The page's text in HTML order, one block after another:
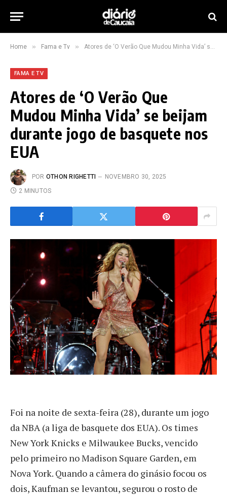
Home » Fama e Tv » Atores de ‘O Verão Que Mudou Minha Vida’ se beijam durante jogo de basquete nos EUA
FAMA E TV
Atores de ‘O Verão Que
Mudou Minha Vida’ se beijam
durante jogo de basquete nos
EUA
POR OTHON RIGHETTI
NOVEMBRO 30, 2025
2 MINUTOS
Foi na noite de sexta-feira (28), durante um jogo
da NBA (a liga de basquete dos EUA). Os times
New York Knicks e Milwaukee Bucks, vencido
pelo primeiro no Madison Square Garden, em
Nova York. Quando a câmera do ginásio focou os
dois, Kaufman se levantou, segurou o rosto de